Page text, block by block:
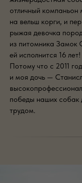
отличный
на вельш корги, и
рыжая девочка
из питомника Замок
ей исполнится 16
Потому что с 2011
и моя дочь —
победы наших
трудом.